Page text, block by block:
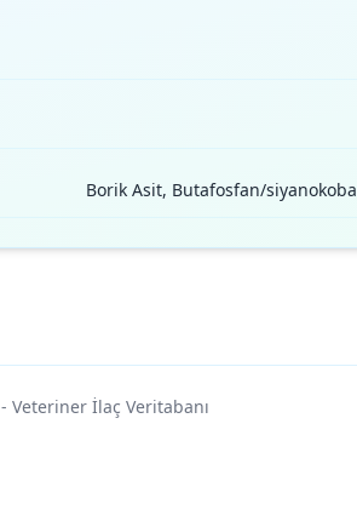
Borik Asit, Butafosfan/
- Veteriner İlaç Veritabanı